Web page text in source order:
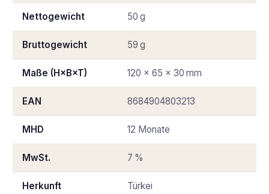
Nettogewicht 50 g
Bruttogewicht 59 g
Maße (H×B×T) 120 × 65 × 30 mm
EAN 8684904803213
MHD 12 Monate
MwSt. 7 %
Herkunft Türkei